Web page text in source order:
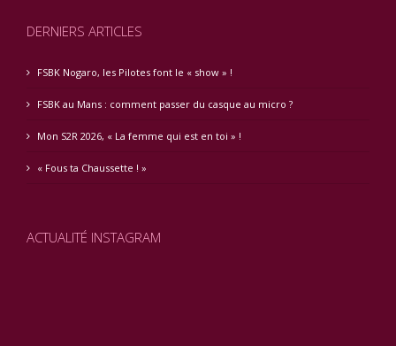
DERNIERS ARTICLES
FSBK Nogaro, les Pilotes font le « show » !
FSBK au Mans : comment passer du casque au micro ?
Mon S2R 2026, « La femme qui est en toi » !
« Fous ta Chaussette ! »
ACTUALITÉ INSTAGRAM